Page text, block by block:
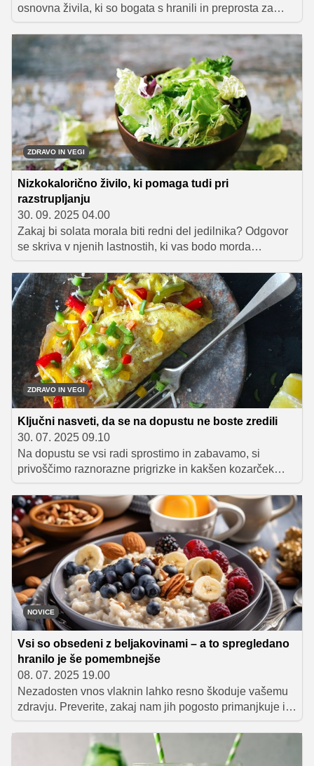
osnovna živila, ki so bogata s hranili in preprosta za
uporabo. Kvinoja, polnozrnate testenine, sladki krompir
in ovseni kosmiči so odlična osnova za obroke, medtem
ko piščančje prsi, čičerika, leča in tofu priskrbijo
kakovostne beljakovine. Dodajte še z zdravimi
maščobami bogat prekajen losos, špinačo za barvitost
ter jabolka za svežino in zdrav prigrizek, da bo vaša
prehrana raznolika in hranljiva.
ZDRAVO IN VEGI
Nizkokalorično živilo, ki pomaga tudi pri
razstrupljanju
30. 09. 2025 04.00
Zakaj bi solata morala biti redni del jedilnika? Odgovor
se skriva v njenih lastnostih, ki vas bodo morda
presenetile, koliko koristi skriva skleda sveže solate.
ZDRAVO IN VEGI
Ključni nasveti, da se na dopustu ne boste zredili
30. 07. 2025 09.10
Na dopustu se vsi radi sprostimo in zabavamo, si
privoščimo raznorazne prigrizke in kakšen kozarček
alkohola več, s tem pa pridelamo tudi kakšen kilogram
preveč in slabše počutje ter zdravje. Preverite, kako se
lahko temu izognete.
NOVICE
Vsi so obsedeni z beljakovinami – a to spregledano
hranilo je še pomembnejše
08. 07. 2025 19.00
Nezadosten vnos vlaknin lahko resno škoduje vašemu
zdravju. Preverite, zakaj nam jih pogosto primanjkuje in
kako enostavno poskrbeti, da jih zaužijete dovolj.